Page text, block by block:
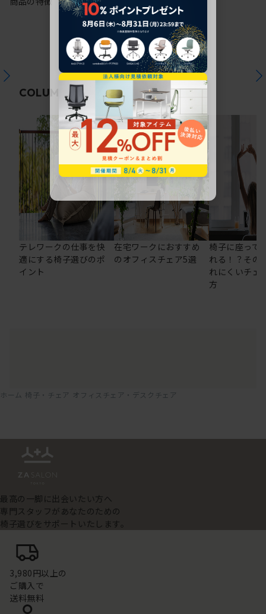
COLUMN関連コラム
テレワークの仕事を快
適にする椅子選びのポ
イント
在宅ワークにおすすめ
のオフィスチェア5選
椅子に座って
れる！？その
れにくいチェ
方
ホーム 椅子・チェア オフィスチェア・デスクチェア
最高の一脚に出会いたい方へ
専門スタッフがあなたのための
椅子選びをサポートいたします。
3,980円以上の
ご購入で
送料無料